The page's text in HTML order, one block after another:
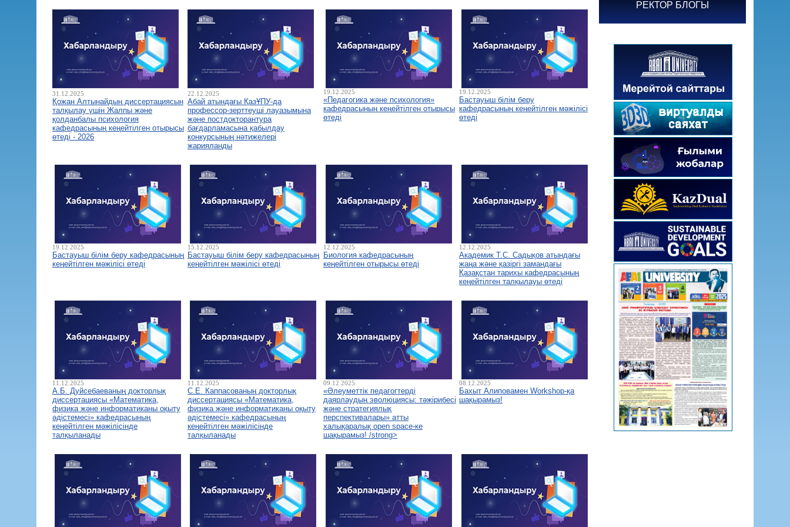
31.12.2025
Қожан Алтынайдың диссертациясын
талқылау үшін Жалпы және
қолданбалы психология
кафедрасының кеңейтілген отырысы
өтеді - 2026
22.12.2025
Абай атындағы ҚазҰПУ-да
профессор-зерттеуші лауазымына
және постдокторантура
бағдарламасына қабылдау
конкурсының нәтижелері
жарияланды
19.12.2025
«Педагогика және психология»
кафедрасының кеңейтілген отырысы
өтеді
19.12.2025
Бастауыш білім беру
кафедрасының кеңейтілген мәжілісі
өтеді
19.12.2025
Бастауыш білім беру кафедрасының
кеңейтілген мәжілісі өтеді
15.12.2025
Бастауыш білім беру кафедрасының
кеңейтілген мәжілісі өтеді
12.12.2025
Биология кафедрасының
кеңейтілген отырысы өтеді
12.12.2025
Академик Т.С. Садықов атындағы
жаңа және қазіргі замандағы
Қазақстан тарихы кафедрасының
кеңейтілген талқылауы өтеді
11.12.2025
А.Б. Дуйсебаеваның докторлық
диссертациясы «Математика,
физика және информатиканы оқыту
әдістемесі» кафедрасының
кеңейтілген мәжілісінде
талқыланады
11.12.2025
С.Е. Каппасованың докторлық
диссертациясы «Математика,
физика және информатиканы оқыту
әдістемесі» кафедрасының
кеңейтілген мәжілісінде
талқыланады
09.12.2025
«Әлеуметтік педагогтерді
даярлаудың эволюциясы: тәжірибесі
және стратегиялық
перспективалары» атты
халықаралық open space-ке
шақырамыз! /strong>
08.12.2025
Бахыт Алиповамен Workshop-қа
шақырамыз!
РЕКТОР БЛОГЫ